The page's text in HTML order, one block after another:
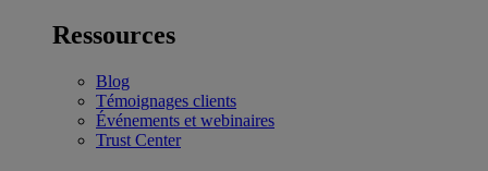
Ressources
Blog
Témoignages clients
Événements et webinaires
Trust Center